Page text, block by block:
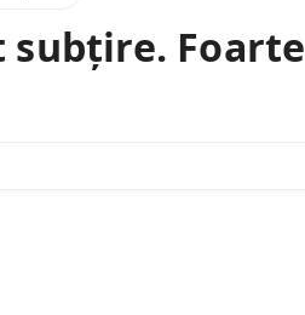
subțire. Foarte